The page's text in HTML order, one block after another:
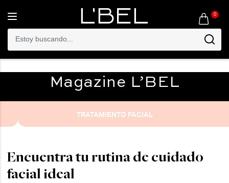
0
Magazine L’BEL
TRATAMIENTO FACIAL
Encuentra tu rutina de cuidado
facial ideal